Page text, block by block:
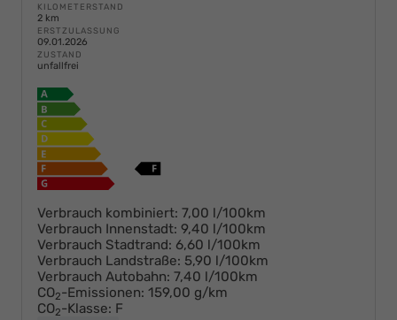
KILOMETERSTAND
2 km
ERSTZULASSUNG
09.01.2026
ZUSTAND
unfallfrei
Verbrauch kombiniert: 7,00 l/100km
Verbrauch Innenstadt: 9,40 l/100km
Verbrauch Stadtrand: 6,60 l/100km
Verbrauch Landstraße: 5,90 l/100km
Verbrauch Autobahn: 7,40 l/100km
CO2-Emissionen: 159,00 g/km
CO2-Klasse: F